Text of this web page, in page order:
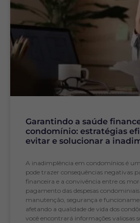
Garantindo a saúde
condomínio: estratégias
evitar e solucionar a
A inadimplência em condomínios é
pode trazer consequências negativas
financeira e a convivência entre os
pagamento das despesas
manutenção, segurança e
afetando a qualidade de vida dos
você encontrará informações valiosas